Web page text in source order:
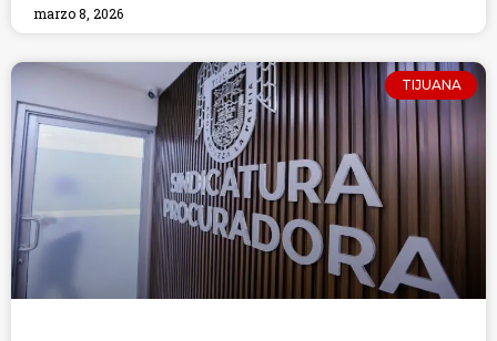
marzo 8, 2026
TIJUANA